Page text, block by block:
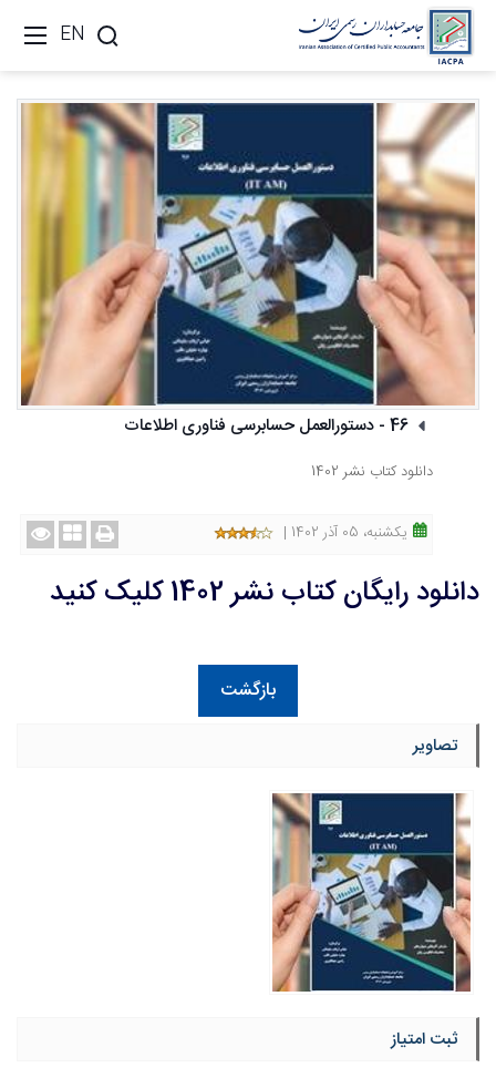
EN
46 - دستورالعمل حسابرسی فناوری اطلاعات
دانلود کتاب نشر 1402
یکشنبه، 05 آذر 1402 |
دانلود رایگان کتاب نشر 1402 کلیک کنید
بازگشت
تصاویر
ثبت امتیاز